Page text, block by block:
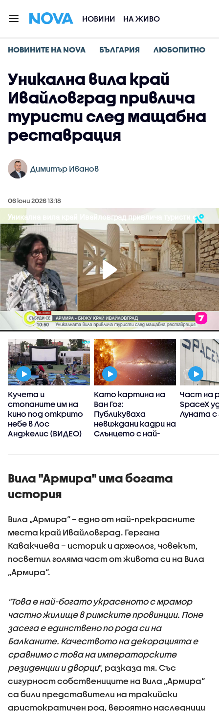
НОВИНИ НА ЖИВО
НОВИНИТЕ НА NOVA БЪЛГАРИЯ ЛЮБОПИТНО
Уникална вила край
Ивайловград привлича
туристи след мащабна
реставрация
Димитър Иванов
06 юни 2026 13:18
Кучета и
стопаните им на
кино под открито
небе в Лос
Анджелис (ВИДЕО)
Като картина на
Ван Гог:
Публикуваха
невиждани кадри на
Слънцето с най-
изображения
(ВИДЕО+СНИМКИ)
Част на
SpaceX
Луната с
Вила "Армира" има богата
история
Вила „Армира“ – едно от най-прекрасните
места край Ивайловград. Гергана
Кавакчиева – историк и археолог, човекът,
посветил голяма част от живота си на Вила
„Армира“.
"Това е най-богато украсеното с мрамор
частно жилище в римските провинции. Поне
засега е единствено по рода си на
Балканите. Качеството на декорацията е
сравнимо с това на императорските
резиденции и дворци", разказа тя. Със
сигурност собствениците на Вила „Армира“
са били представители на тракийски
аристократичен род, вероятно наследници